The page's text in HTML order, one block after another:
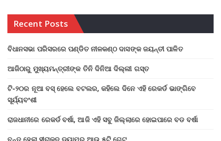
Recent Posts
ବିଧାନସଭା ପରିସରରେ ପଣ୍ଡିତ ନୀଳକଣ୍ଠ ଦାସଙ୍କ ଜୟନ୍ତୀ ପାଳିତ
ଆଜିଠାରୁ ମୁଖ୍ୟମନ୍ତ୍ରୀଙ୍କ ତିନି ଦିନିଆ ଦିଲ୍ଲୀ ଗସ୍ତ
ଟି-୨୦ର ନୂଆ ବସ୍ ହେଲେ ବଟଲର, କହିଲେ ଦିନେ ଏହି ରେକର୍ଡ ଭାଙ୍ଗିବେ
ସୂର୍ଯ୍ୟବଂଶୀ
ରାଜଧାନୀରେ ରେକର୍ଡ ବର୍ଷା, ଆଜି ଏହି ସବୁ ଜିଲ୍ଲାରେ ହୋଇପାରେ ବଡ ବର୍ଷା